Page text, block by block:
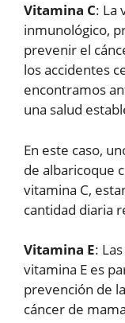
Vitamina C: La
inmunológico,
prevenir el
los accidentes
encontramos
una salud
En este caso,
de albaricoque
vitamina C,
cantidad diaria
Vitamina E:
vitamina E es
prevención de
cáncer de